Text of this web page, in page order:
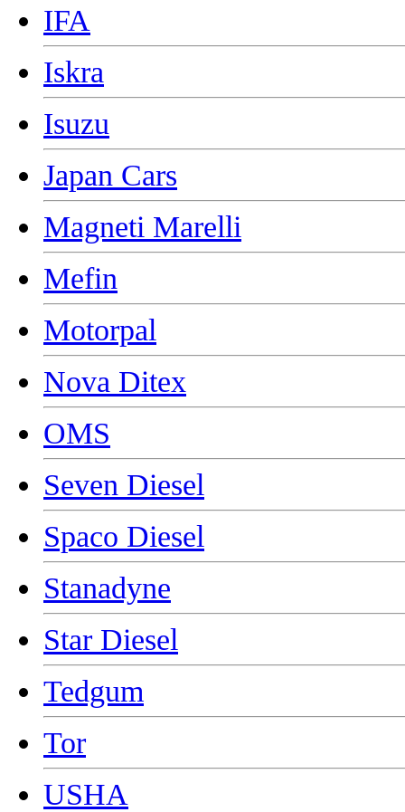
IFA
Iskra
Isuzu
Japan Cars
Magneti Marelli
Mefin
Motorpal
Nova Ditex
OMS
Seven Diesel
Spaco Diesel
Stanadyne
Star Diesel
Tedgum
Tor
USHA